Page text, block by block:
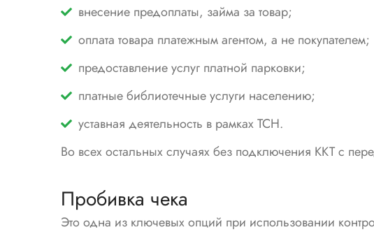
внесение предоплаты, займа за товар;
оплата товара платежным агентом, а не покупателем;
предоставление услуг платной парковки;
платные библиотечные услуги населению;
уставная деятельность в рамках ТСН.
Во всех остальных случаях без подключения ККТ с
Пробивка чека
Это одна из ключевых опций при использовании